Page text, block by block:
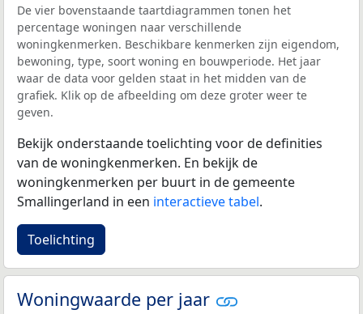
De vier bovenstaande taartdiagrammen tonen het
percentage woningen naar verschillende
woningkenmerken. Beschikbare kenmerken zijn eigendom,
bewoning, type, soort woning en bouwperiode. Het jaar
waar de data voor gelden staat in het midden van de
grafiek. Klik op de afbeelding om deze groter weer te
geven.
Bekijk onderstaande toelichting voor de definities
van de woningkenmerken. En bekijk de
woningkenmerken per buurt in de gemeente
Smallingerland in een interactieve tabel.
Toelichting
Woningwaarde per jaar